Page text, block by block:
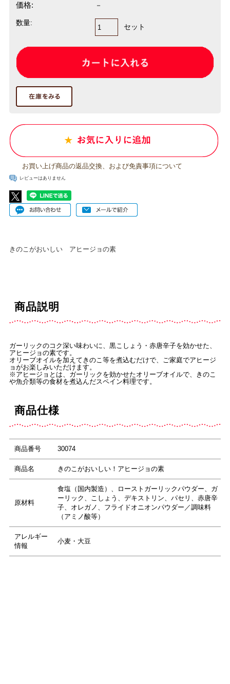
価格: －
数量: セット
お買い上げ商品の返品交換、および免責事項について
レビューはありません
きのこがおいしい アヒージョの素
商品説明
ガーリックのコク深い味わいに、黒こしょう・赤唐辛子を効かせた、
アヒージョの素です。
オリーブオイルを加えてきのこ等を煮込むだけで、ご家庭でアヒージ
ョがお楽しみいただけます。
※アヒージョとは、ガーリックを効かせたオリーブオイルで、きのこ
や魚介類等の食材を煮込んだスペイン料理です。
商品仕様
商品番号 30074
商品名 きのこがおいしい！アヒージョの素
原材料
食塩（国内製造）、ローストガーリックパウダー、ガ
ーリック、こしょう、デキストリン、パセリ、赤唐辛
子、オレガノ、フライドオニオンパウダー／調味料
（アミノ酸等）
アレルギー
情報
小麦・大豆